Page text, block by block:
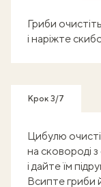
Гриби
і наріжте
Крок 3/7
Цибулю
на сковороді
і дайте їм
Всипте гриби